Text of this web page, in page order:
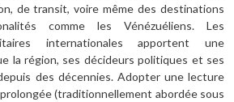
de transit, voire même des destinations
comme les Vénézuéliens. Les
internationales apportent une
la région, ses décideurs politiques et ses
des décennies. Adopter une lecture
(traditionnellement abordée sous